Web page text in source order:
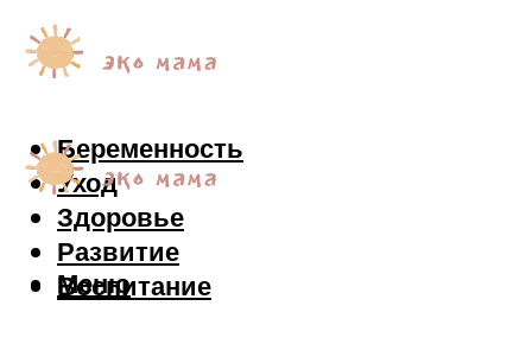
Беременность
Уход
Здоровье
Развитие
Воспитание
Меню